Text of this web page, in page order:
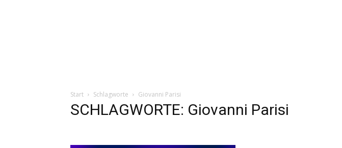
Start Schlagworte Giovanni Parisi
SCHLAGWORTE: Giovanni Parisi